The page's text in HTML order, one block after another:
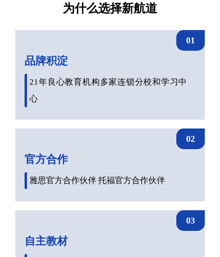
为什么选择新航道
01
品牌积淀
21年良心教育机构多家连锁分校和学习中
心
02
官方合作
雅思官方合作伙伴 托福官方合作伙伴
03
自主教材